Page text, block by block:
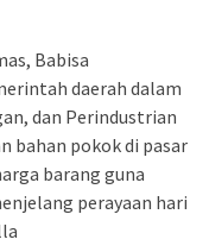
Babisa
daerah dalam
dan Perindustrian
bahan pokok di pasar
barang guna
perayaan hari